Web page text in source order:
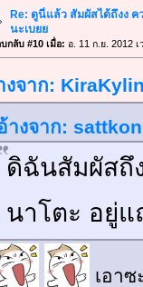
Re: ดูนี่แล้ว สัมผัสได้ถึงง
นะเบยย
กลับ #10 เมื่อ: อ. 11 ก.ย. 2012
งจาก:
างจาก:
ดิฉันสัมผัสถึ
นาโตะ อยู่แ
เอา